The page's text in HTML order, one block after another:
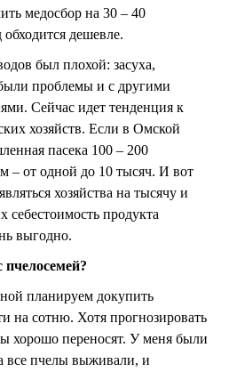
медосбор на 30 – 40
дешевле.
был плохой: засуха,
проблемы и с другими
Сейчас идет тенденция к
хозяйств. Если в Омской
пасека 100 – 200
– от одной до 10 тысяч. И вот
хозяйства на тысячу и
продукта
выгодно.
пчелосемей?
планируем докупить
на сотню. Хотя прогнозировать
хорошо переносят. У меня были
все пчелы выживали, и